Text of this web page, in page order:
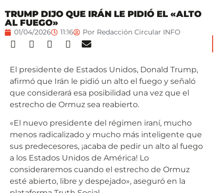
TRUMP DIJO QUE IRÁN LE PIDIÓ EL «ALTO
AL FUEGO»
01/04/2026 11:16 Por Redacción Circular INFO
El presidente de Estados Unidos, Donald Trump,
afirmó que Irán le pidió un alto el fuego y señaló
que considerará esa posibilidad una vez que el
estrecho de Ormuz sea reabierto.
«El nuevo presidente del régimen iraní, mucho
menos radicalizado y mucho más inteligente que
sus predecesores, ¡acaba de pedir un alto al fuego
a los Estados Unidos de América! Lo
consideraremos cuando el estrecho de Ormuz
esté abierto, libre y despejado», aseguró en la